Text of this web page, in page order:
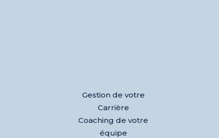
Gestion de votre
Carrière
Coaching de votre
équipe